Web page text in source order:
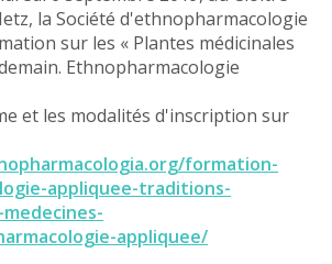
la Société d'ethnopharmacologie
sur les « Plantes médicinales
Ethnopharmacologie
et les modalités d'inscription sur
formation-
appliquee-traditions-
appliquee/